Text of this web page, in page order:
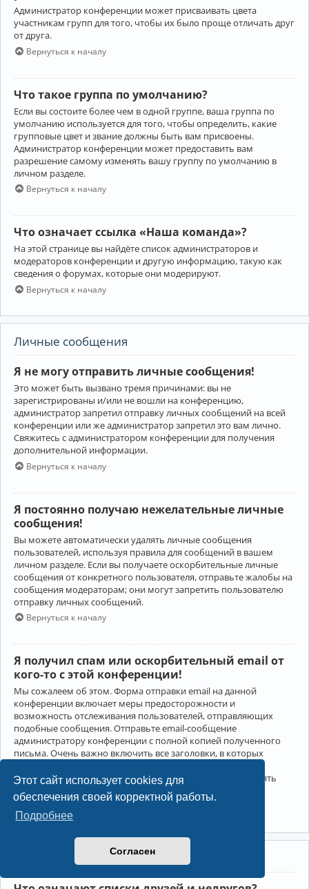
Этот сайт использует cookies для
обеспечения своей корректной работы.
Подробнее
Согласен
Администратор конференции может присваивать цвета
участникам групп для того, чтобы их было проще отличать друг
от друга.
Вернуться к началу
Что такое группа по умолчанию?
Если вы состоите более чем в одной группе, ваша группа по
умолчанию используется для того, чтобы определить, какие
групповые цвет и звание должны быть вам присвоены.
Администратор конференции может предоставить вам
разрешение самому изменять вашу группу по умолчанию в
личном разделе.
Вернуться к началу
Что означает ссылка «Наша команда»?
На этой странице вы найдёте список администраторов и
модераторов конференции и другую информацию, такую как
сведения о форумах, которые они модерируют.
Вернуться к началу
Личные сообщения
Я не могу отправить личные сообщения!
Это может быть вызвано тремя причинами: вы не
зарегистрированы и/или не вошли на конференцию,
администратор запретил отправку личных сообщений на всей
конференции или же администратор запретил это вам лично.
Свяжитесь с администратором конференции для получения
дополнительной информации.
Вернуться к началу
Я постоянно получаю нежелательные личные
сообщения!
Вы можете автоматически удалять личные сообщения
пользователей, используя правила для сообщений в вашем
личном разделе. Если вы получаете оскорбительные личные
сообщения от конкретного пользователя, отправьте жалобы на
сообщения модераторам; они могут запретить пользователю
отправку личных сообщений.
Вернуться к началу
Я получил спам или оскорбительный email от
кого-то с этой конференции!
Мы сожалеем об этом. Форма отправки email на данной
конференции включает меры предосторожности и
возможность отслеживания пользователей, отправляющих
подобные сообщения. Отправьте email-сообщение
администратору конференции с полной копией полученного
письма. Очень важно включить все заголовки, в которых
Администратор конференции сможет в этом случае принять
меры.
Друзья и недруги